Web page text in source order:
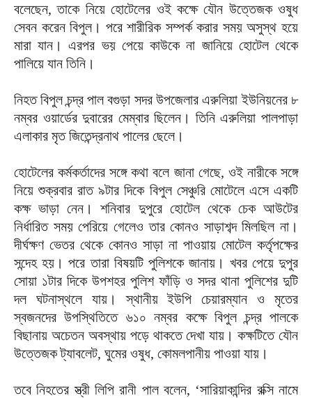
বলেছেন, তাকে নিয়ে হোটেলের ওই কক্ষে যৌন উত্তেজক ওষুধ
সেবন করেন বিপুল। পরে শারীরিক সম্পর্ক করার সময় অসুস্থ হয়ে
মারা যান। এরপর ভয় পেয়ে কাউকে না জানিয়ে হোটেল থেকে
পালিয়ে যান তিনি।
নিহত বিপুল চন্দ্র পাল বগুড়া সদর উপজেলার এরুলিয়া ইউনিয়নের ৮
নম্বর ওয়ার্ডের দুবারের মেম্বার ছিলেন। তিনি এরুলিয়া পালপাড়া
এলাকার মৃত জিতেন্দ্রনাথ পালের ছেলে।
হোটেলের কর্মকর্তাদের সঙ্গে কথা বলে জানা গেছে, ওই নারীকে সঙ্গে
নিয়ে শুক্রবার রাত ৯টার দিকে বিপুল সেঞ্চুরি মোটেলে এসে একটি
কক্ষ ভাড়া নেন। শনিবার দুপুরে হোটেল থেকে চেক আউটের
নির্ধারিত সময় পেরিয়ে গেলেও তার কোনও সাড়াশব্দ মিলছিল না।
দীর্ঘক্ষণ ভেতর থেকে কোনও সাড়া না পাওয়ায় মোটেল কর্তৃপক্ষের
সন্দেহ হয়। পরে তারা বিষয়টি পুলিশকে জানায়। খবর পেয়ে দুপুর
সোয়া ১টার দিকে উপশহর পুলিশ ফাঁড়ি ও সদর থানা পুলিশের দুটি
দল ঘটনাস্থলে যায়। স্থানীয় ইউপি চেয়ারম্যান ও মৃতের
স্বজনদের উপস্থিতিতে ৬১০ নম্বর কক্ষে বিপুল চন্দ্র পালকে
বিছানায় অচেতন অবস্থায় পড়ে থাকতে দেখা যায়। কক্ষটিতে যৌন
উত্তেজক ট্যাবলেট, ঘুমের ওষুধ, কোমলপানীয় পাওয়া যায়।
তবে নিহতের স্ত্রী লিপি রানী পাল বলেন, ‌‘সারিয়াকান্দির রক্সি নামে